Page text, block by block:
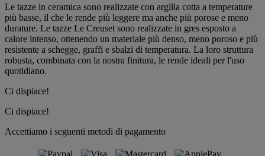
Le tazze in ceramica sono realizzate con argilla cotta a temperature
più basse, il che le rende più leggere ma anche più porose e meno
durature. Le tazze Le Creuset sono realizzate in gres esposto a
calore intenso, ottenendo un materiale più denso, meno poroso e più
resistente a schegge, graffi e sbalzi di temperatura. La loro struttura
robusta, combinata con la nostra finitura, le rende ideali per l'uso
quotidiano.
Ci dispiace!
Ci dispiace!
Accettiamo i seguenti metodi di pagamento